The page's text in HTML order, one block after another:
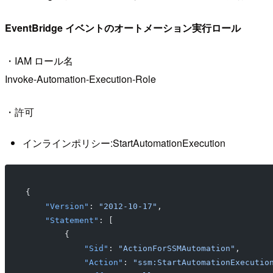
EventBridge イベントのオートメーション実行ロール
・IAM ロール名
Invoke-Automation-Execution-Role
・許可
インラインポリシー:StartAutomationExecution
{
    "Version"
: "2012-10-17" ,
    "Statement"
: [
        {
            "Sid"
: "ActionForSSMAutomation" ,
            "Action"
: